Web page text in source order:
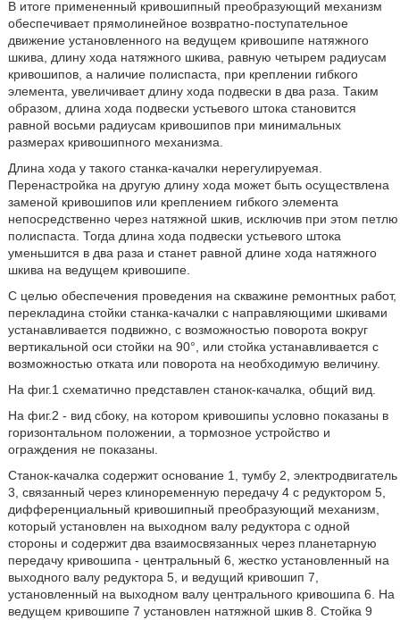
В итоге примененный кривошипный преобразующий механизм
обеспечивает прямолинейное возвратно-поступательное
движение установленного на ведущем кривошипе натяжного
шкива, длину хода натяжного шкива, равную четырем радиусам
кривошипов, а наличие полиспаста, при креплении гибкого
элемента, увеличивает длину хода подвески в два раза. Таким
образом, длина хода подвески устьевого штока становится
равной восьми радиусам кривошипов при минимальных
размерах кривошипного механизма.
Длина хода у такого станка-качалки нерегулируемая.
Перенастройка на другую длину хода может быть осуществлена
заменой кривошипов или креплением гибкого элемента
непосредственно через натяжной шкив, исключив при этом петлю
полиспаста. Тогда длина хода подвески устьевого штока
уменьшится в два раза и станет равной длине хода натяжного
шкива на ведущем кривошипе.
С целью обеспечения проведения на скважине ремонтных работ,
перекладина стойки станка-качалки с направляющими шкивами
устанавливается подвижно, с возможностью поворота вокруг
вертикальной оси стойки на 90°, или стойка устанавливается с
возможностью отката или поворота на необходимую величину.
На фиг.1 схематично представлен станок-качалка, общий вид.
На фиг.2 - вид сбоку, на котором кривошипы условно показаны в
горизонтальном положении, а тормозное устройство и
ограждения не показаны.
Станок-качалка содержит основание 1, тумбу 2, электродвигатель
3, связанный через клиноременную передачу 4 с редуктором 5,
дифференциальный кривошипный преобразующий механизм,
который установлен на выходном валу редуктора с одной
стороны и содержит два взаимосвязанных через планетарную
передачу кривошипа - центральный 6, жестко установленный на
выходного валу редуктора 5, и ведущий кривошип 7,
установленный на выходном валу центрального кривошипа 6. На
ведущем кривошипе 7 установлен натяжной шкив 8. Стойка 9